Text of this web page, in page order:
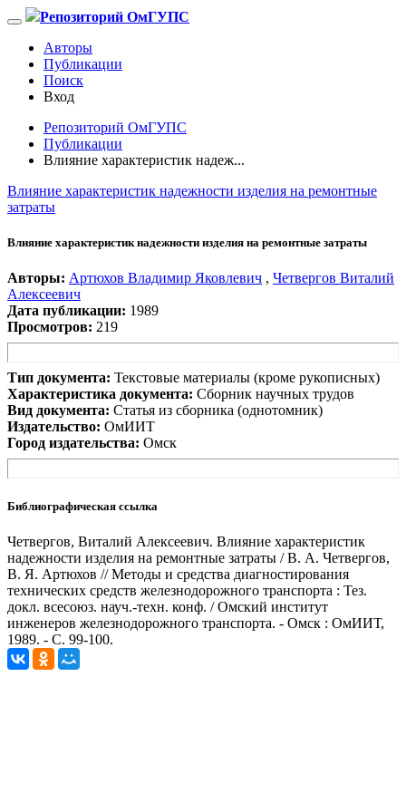
Репозиторий ОмГУПС
Авторы
Публикации
Поиск
Вход
Репозиторий ОмГУПС
Публикации
Влияние характеристик надеж...
Влияние характеристик надежности изделия на ремонтные
затраты
Влияние характеристик надежности изделия на ремонтные затраты
Авторы: Артюхов Владимир Яковлевич , Четвергов Виталий
Алексеевич
Дата публикации: 1989
Просмотров: 219
Тип документа: Текстовые материалы (кроме рукописных)
Характеристика документа: Сборник научных трудов
Вид документа: Статья из сборника (однотомник)
Издательство: ОмИИТ
Город издательства: Омск
Библиографическая ссылка
Четвергов, Виталий Алексеевич. Влияние характеристик
надежности изделия на ремонтные затраты / В. А. Четвергов,
В. Я. Артюхов // Методы и средства диагностирования
технических средств железнодорожного транспорта : Тез.
докл. всесоюз. науч.-техн. конф. / Омский институт
инженеров железнодорожного транспорта. - Омск : ОмИИТ,
1989. - С. 99-100.